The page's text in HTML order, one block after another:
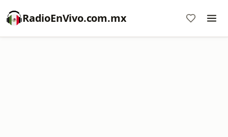
RadioEnVivo.com.mx